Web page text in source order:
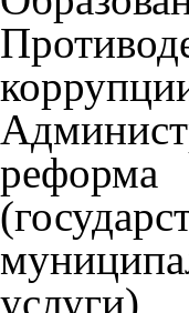
реформа
услуги)